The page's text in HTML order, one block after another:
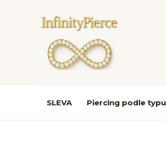
SLEVA Piercing podle typu